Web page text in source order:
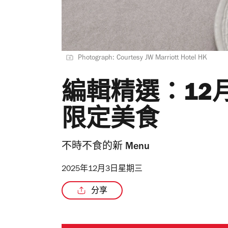
Photograph: Courtesy JW Marriott Hotel HK
編輯精選：12
限定美食
不時不食的新 Menu
2025年12月3日星期三
分享